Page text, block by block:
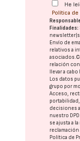
He
Política
Finalidades:
Envío de
relativos a
asociados.
relación con
llevar a
Los datos
grupo por
Acceso,
decisiones
nuestro DPD
se ajusta a
Política de